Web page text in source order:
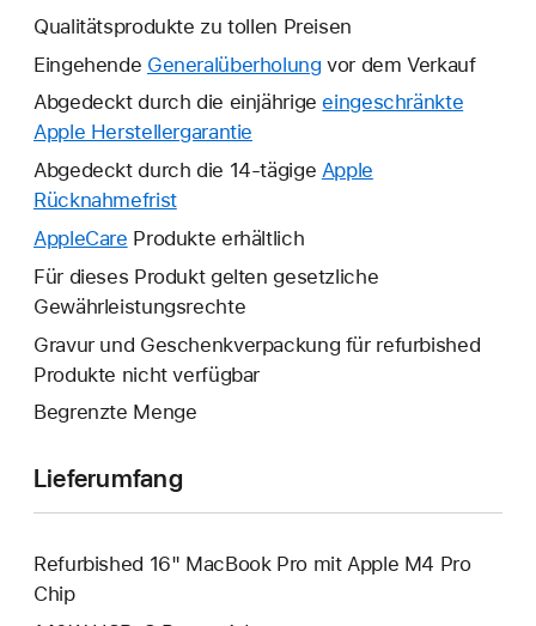
Qualitätsprodukte zu tollen Preisen
Eingehende Generalüberholung vor dem Verkauf
Abgedeckt durch die einjährige eingeschränkte
Apple Herstellergarantie
neues
geöffnet.
Abgedeckt durch die 14-tägige Apple
RücknahmefristEin
neues
wird
geöffnet.
AppleCare Ein
neues
Fenster
geöffnet.
Produkte erhältlich
Für dieses Produkt gelten gesetzliche
Gewährleistungsrechte
Gravur und Geschenkverpackung für refurbished
Produkte nicht verfügbar
Begrenzte Menge
Lieferumfang
Refurbished 16" MacBook Pro mit Apple M4 Pro
Chip